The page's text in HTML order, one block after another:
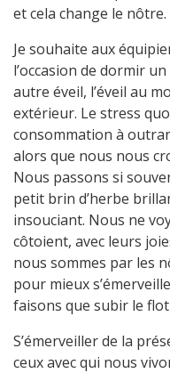
et cela change le nôtre.
Je souhaite aux
l’occasion de dormir
autre éveil, l’éveil au
extérieur. Le stress
consommation à
alors que nous nous
Nous passons si
petit brin d’herbe
insouciant. Nous ne
côtoient, avec leurs
nous sommes par les
pour mieux
faisons que subir le
S’émerveiller de la
ceux avec qui nous